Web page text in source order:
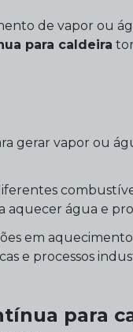
de vapor ou
para caldeira
gerar vapor ou
aquecer água e
em
e processos
para